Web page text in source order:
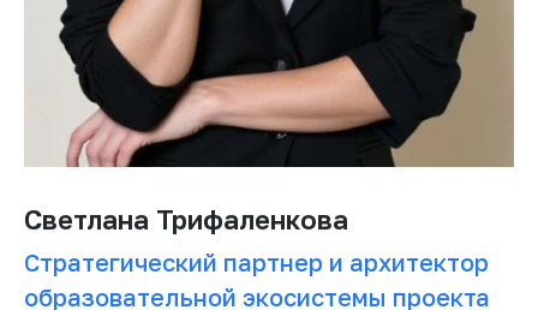
Светлана Трифаленкова
Стратегический партнер и архитектор
образовательной экосистемы проекта